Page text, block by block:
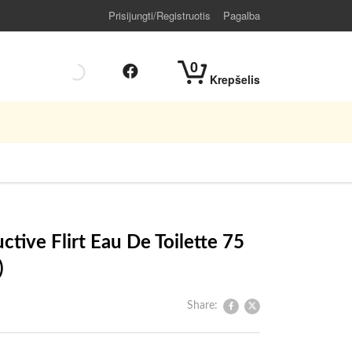
Prisijungti/Registruotis Pagalba
0
Krepšelis
Flirt Eau De Toilette 75
Share: